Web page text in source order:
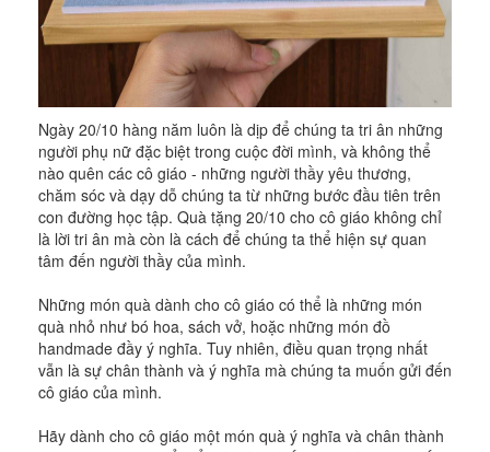
Ngày 20/10 hàng năm luôn là dịp để chúng ta tri ân những
người phụ nữ đặc biệt trong cuộc đời mình, và không thể
nào quên các cô giáo - những người thầy yêu thương,
chăm sóc và dạy dỗ chúng ta từ những bước đầu tiên trên
con đường học tập. Quà tặng 20/10 cho cô giáo không chỉ
là lời tri ân mà còn là cách để chúng ta thể hiện sự quan
tâm đến người thầy của mình.
Những món quà dành cho cô giáo có thể là những món
quà nhỏ như bó hoa, sách vở, hoặc những món đồ
handmade đầy ý nghĩa. Tuy nhiên, điều quan trọng nhất
vẫn là sự chân thành và ý nghĩa mà chúng ta muốn gửi đến
cô giáo của mình.
Hãy dành cho cô giáo một món quà ý nghĩa và chân thành